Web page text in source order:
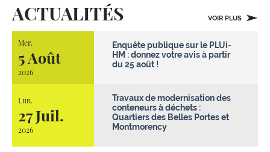
ACTUALITÉS VOIR PLUS
Mer.
5 Août
2026
Enquête publique sur le PLUi-
HM : donnez votre avis à partir
du 25 août !
Lun.
27 Juil.
2026
Travaux de modernisation des
conteneurs à déchets :
Quartiers des Belles Portes et
Montmorency